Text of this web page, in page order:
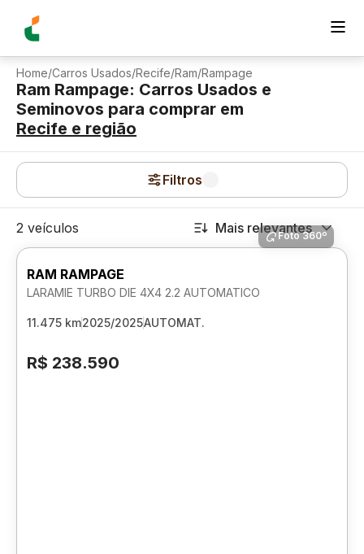
Home/Carros Usados/Recife/Ram/Rampage
Ram Rampage: Carros Usados e
Seminovos para comprar em
Recife e região
Filtros
2 veículos Mais relevantes
Foto 360º
RAM RAMPAGE
LARAMIE TURBO DIE 4X4 2.2 AUTOMATICO
11.475 km2025/2025AUTOMAT.
R$ 238.590